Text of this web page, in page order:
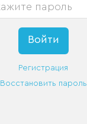
Регистрация
Восстановить пароль